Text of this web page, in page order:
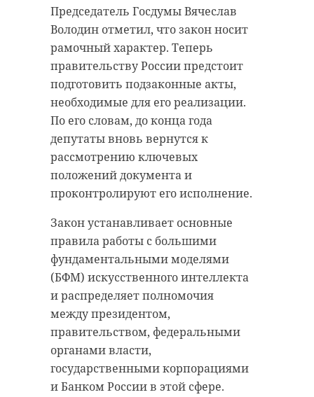
Председатель Госдумы Вячеслав
Володин отметил, что закон носит
рамочный характер. Теперь
правительству России предстоит
подготовить подзаконные акты,
необходимые для его реализации.
По его словам, до конца года
депутаты вновь вернутся к
рассмотрению ключевых
положений документа и
проконтролируют его исполнение.
Закон устанавливает основные
правила работы с большими
фундаментальными моделями
(БФМ) искусственного интеллекта
и распределяет полномочия
между президентом,
правительством, федеральными
органами власти,
государственными корпорациями
и Банком России в этой сфере.
неразрывно связана с историей
ленинградской земли. На
протяжении многих веков к этой
святыне приезжают паломники со
всей России и из других стран,
чтобы помолиться и поклониться
чудотворному образу.
Сергей Перминов выразил
надежду, что духовные традиции
будут и дальше объединять людей,
укреплять любовь, милосердие,
нравственные ценности, мир и
согласие в обществе. Он также
пожелал всем духовной радости,
успехов в добрых делах и сил для
новых начинаний на благо
страны.
"Сегодня — День
явления Тихвинской
Лодейнопольский Мстислав,
епископ Петергофский Силуан и
другие священнослужители.
В торжествах приняли участие
губернатор Ленинградской
области Александр Дрозденко,
представители регионального
правительства, епископы Русской
и Сербской православных
церквей, депутаты, главы
региона.
В этом году, помимо
традиционной выставки детских
рисунков, впервые открылась
фотовыставка "Святыни Сербской
Православной Церкви". В каре
монастыря прошел концерт
духовной музыки, на котором
выступил хор Тихвинского